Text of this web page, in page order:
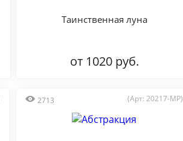
Таинственная луна
от 1020 руб.
2713 (Арт: 20217-MP)